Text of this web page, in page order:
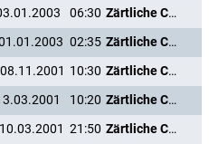
06:30
Zärtliche Chaoten II
02:35
Zärtliche Chaoten II
10:30
Zärtliche Chaoten II
10:20
Zärtliche Chaoten II
21:50 Zärtliche Chaoten II